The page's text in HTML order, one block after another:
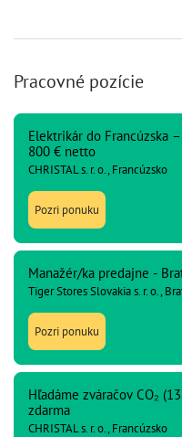
Pracovné pozície
Elektrikár do Francúzska
800 € netto
CHRISTAL s. r. o., Francúzsko
Pozri ponuku
Manažér/ka predajne -
Tiger Stores Slovakia s. r. o.,
Pozri ponuku
Hľadáme zváračov CO₂
zdarma
CHRISTAL s. r. o., Francúzsko